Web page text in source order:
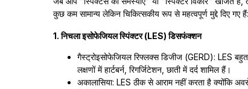
कुछ कम सामान्य लेकिन चिकित्सकीय रूप से महत्वपूर्ण मुद्दे दिए गए हैं:
1. निचला इसोफेजियल स्पिंक्टर (LES) डिसफंक्शन
गैस्ट्रोइसोफेजियल रिफ्लक्स डिजीज (GERD): LES
लक्षणों में हार्टबर्न, रिगर्जिटेशन, छाती में दर्द शामिल हैं।
अकालासिया: LES ठीक से आराम नहीं करता है क्योंकि